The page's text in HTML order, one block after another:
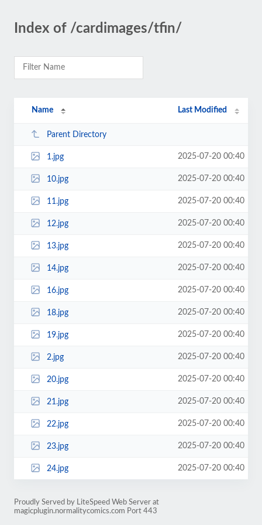
Index of /cardimages/tfin/
Name Last Modified
Parent Directory
1.jpg 2025-07-20 00:40
10.jpg 2025-07-20 00:40
11.jpg 2025-07-20 00:40
12.jpg 2025-07-20 00:40
13.jpg 2025-07-20 00:40
14.jpg 2025-07-20 00:40
16.jpg 2025-07-20 00:40
18.jpg 2025-07-20 00:40
19.jpg 2025-07-20 00:40
2.jpg 2025-07-20 00:40
20.jpg 2025-07-20 00:40
21.jpg 2025-07-20 00:40
22.jpg 2025-07-20 00:40
23.jpg 2025-07-20 00:40
24.jpg 2025-07-20 00:40
Proudly Served by LiteSpeed Web Server at
magicplugin.normalitycomics.com Port 443